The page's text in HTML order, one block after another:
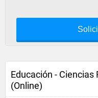
Educación - Ciencias
(Online)